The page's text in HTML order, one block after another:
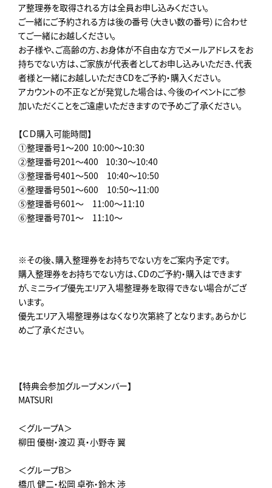
ア整理券を取得される方は全員お申し込みください。
ご一緒にご予約される方は後の番号（大きい数の番号）に合わせ
てご一緒にお越しください。
お子様や、ご高齢の方、お身体が不自由な方でメールアドレスをお
持ちでない方は、ご家族が代表者としてお申し込みいただき、代表
者様と一緒にお越しいただきCDをご予約・購入ください。
アカウントの不正などが発覚した場合は、今後のイベントにご参
加いただくことをご遠慮いただきますので予めご了承ください。
【ＣＤ購入可能時間】
①整理番号1～200 ︎ 10:00～10:30
②整理番号201～400 ︎ 10:30～10:40
③整理番号401～500 10:40～10:50
④整理番号501～600 10:50～11:00
⑤整理番号601～ 11:00～11:10
⑥整理番号701～ 11:10～
※その後、購入整理券をお持ちでない方をご案内予定です。
購入整理券をお持ちでない方は、CDのご予約・購入はできます
が、ミニライブ優先エリア入場整理券を取得できない場合がござ
います。
優先エリア入場整理券はなくなり次第終了となります。あらかじ
めご了承ください。
【特典会参加グループメンバー】
MATSURI
＜グループA＞
柳田 優樹・渡辺 真・小野寺 翼
＜グループB＞
橋爪 健二・松岡 卓弥・鈴木 渉